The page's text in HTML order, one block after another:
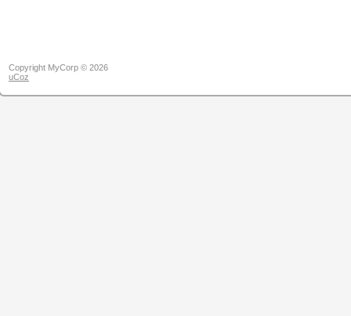
Copyright MyCorp © 2026
uCoz